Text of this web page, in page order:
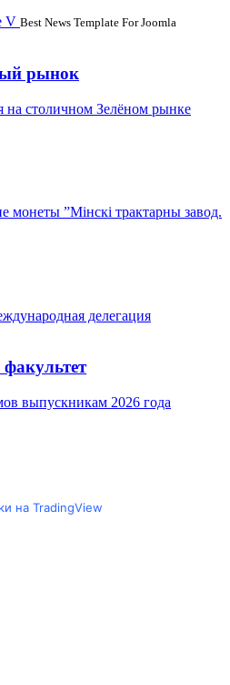
V Best News Template For Joomla
рынок
столичном Зелёном рынке
монеты ”Мінскі трактарны завод.
делегация
выпускникам 2026 года
на TradingView